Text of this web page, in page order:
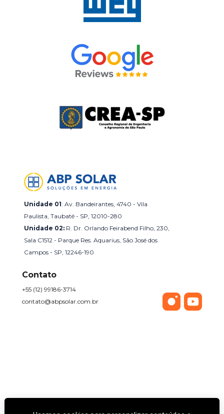
Contato
+55 (12) 99186-3714
Unidade 01: Av. Bandeirantes, 4740 - Vila
Paulista, Taubaté - SP, 12010-280
Unidade 02: R. Dr. Orlando Feirabend Filho, 230,
Sala C1512 - Parque Res. Aquarius, São José dos
Campos - SP, 12246-190
contato@abpsolar.com.br